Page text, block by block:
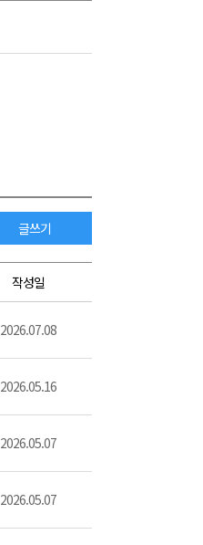
글쓰기
작성일
2026.07.08
2026.05.16
2026.05.07
2026.05.07